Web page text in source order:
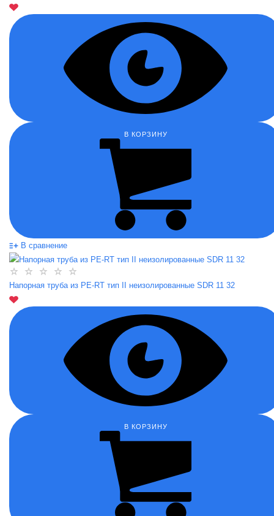
В КОРЗИНУ
В сравнение
Напорная труба из PE-RT тип II неизолированные SDR 11 32
В КОРЗИНУ